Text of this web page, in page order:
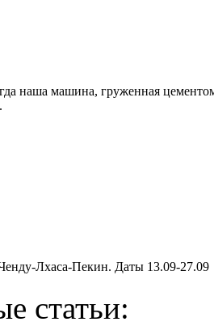
наша машина, груженная
Лхаса-Пекин. Даты 13.09-27.09
статьи: